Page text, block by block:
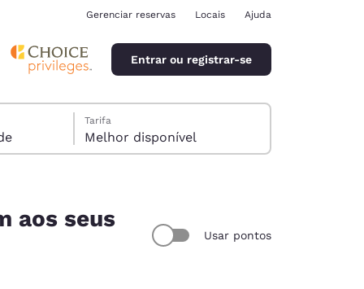
Gerenciar reservas Locais Ajuda
Entrar ou registrar-se
Tarifa
Melhor disponível
aos seus
Usar pontos